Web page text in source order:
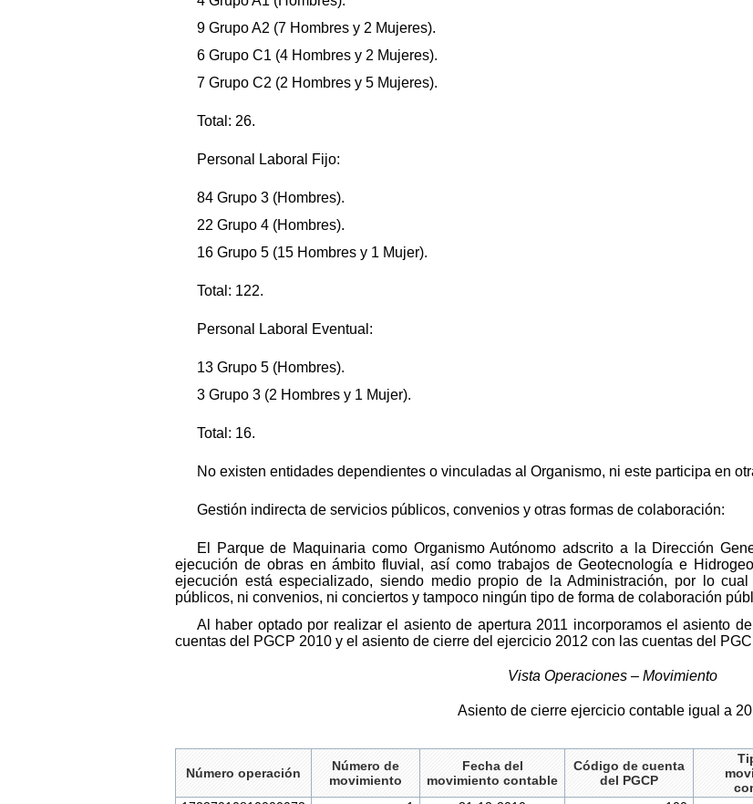
9 Grupo A2 (7 Hombres y 2 Mujeres).
6 Grupo C1 (4 Hombres y 2 Mujeres).
7 Grupo C2 (2 Hombres y 5 Mujeres).
Total: 26.
Personal Laboral Fijo:
84 Grupo 3 (Hombres).
22 Grupo 4 (Hombres).
16 Grupo 5 (15 Hombres y 1 Mujer).
Total: 122.
Personal Laboral Eventual:
13 Grupo 5 (Hombres).
3 Grupo 3 (2 Hombres y 1 Mujer).
Total: 16.
No existen entidades dependientes o vinculadas al Organismo, ni este participa en
Gestión indirecta de servicios públicos, convenios y otras formas de colaboración:
El Parque de Maquinaria como Organismo Autónomo adscrito a la Dirección
ejecución de obras en ámbito fluvial, así como trabajos de Geotecnología e
ejecución está especializado, siendo medio propio de la Administración, por lo
públicos, ni convenios, ni conciertos y tampoco ningún tipo de forma de colaboración
Al haber optado por realizar el asiento de apertura 2011 incorporamos el asiento
cuentas del PGCP 2010 y el asiento de cierre del ejercicio 2012 con las cuentas del
Vista Operaciones – Movimiento
Asiento de cierre ejercicio contable igual a
Número operación
Número de
movimiento
Fecha del
movimiento contable
Código de cuenta
del PGCP